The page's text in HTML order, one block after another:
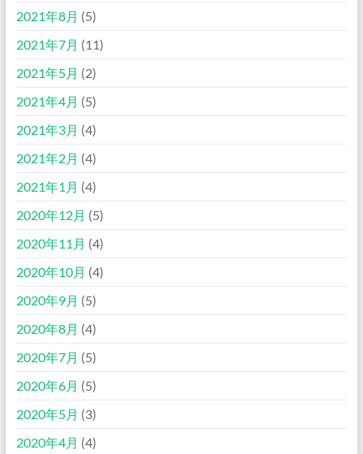
2021年8月 (5)
2021年7月 (11)
2021年5月 (2)
2021年4月 (5)
2021年3月 (4)
2021年2月 (4)
2021年1月 (4)
2020年12月 (5)
2020年11月 (4)
2020年10月 (4)
2020年9月 (5)
2020年8月 (4)
2020年7月 (5)
2020年6月 (5)
2020年5月 (3)
2020年4月 (4)